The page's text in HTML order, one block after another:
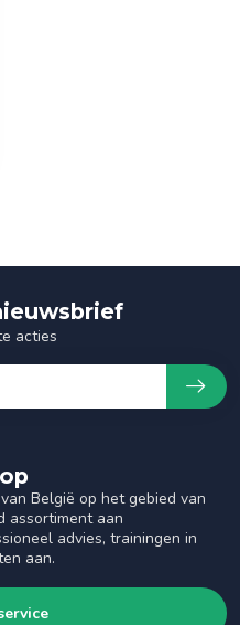
België op het gebied van
assortiment aan
advies, trainingen in
aan.
acties